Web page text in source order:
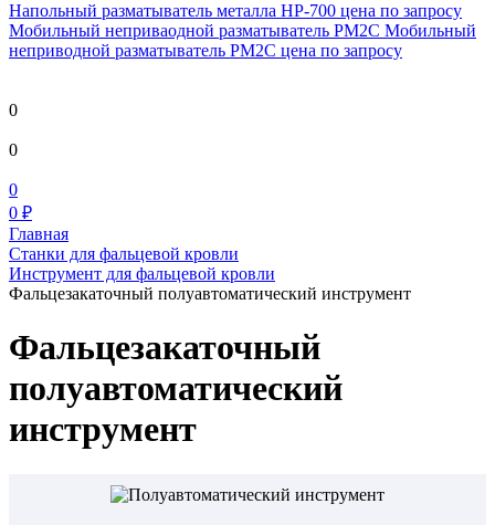
Напольный разматыватель металла HP-700 цена по запросу
Мобильный непривaодной разматыватель РМ2С Мобильный
неприводной разматыватель РМ2С цена по запросу
0
0
0
0 ₽
Главная
Станки для фальцевой кровли
Инструмент для фальцевой кровли
Фальцезакаточный полуавтоматический инструмент
Фальцезакаточный
полуавтоматический
инструмент